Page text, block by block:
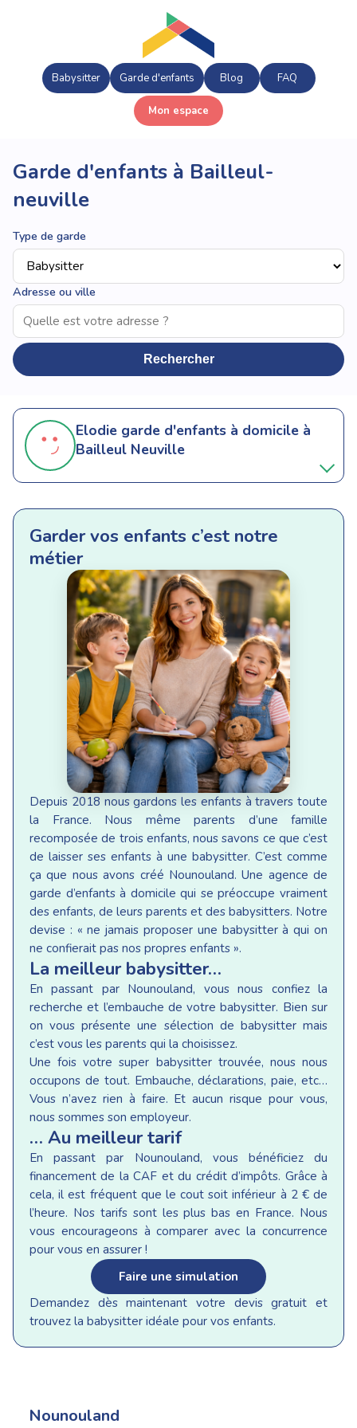
Babysitter Garde d'enfants Blog FAQ
Mon espace
Garde d'enfants à Bailleul-
neuville
Type de garde
Adresse ou ville
Rechercher
Elodie garde d'enfants à domicile à
Bailleul Neuville
Garder vos enfants c’est notre
métier
Depuis 2018 nous gardons les enfants à travers toute
la France. Nous même parents d’une famille
recomposée de trois enfants, nous savons ce que c’est
de laisser ses enfants à une babysitter. C’est comme
ça que nous avons créé Nounouland. Une agence de
garde d’enfants à domicile qui se préoccupe vraiment
des enfants, de leurs parents et des babysitters. Notre
devise : « ne jamais proposer une babysitter à qui on
ne confierait pas nos propres enfants ».
La meilleur babysitter…
En passant par Nounouland, vous nous confiez la
recherche et l’embauche de votre babysitter. Bien sur
on vous présente une sélection de babysitter mais
c’est vous les parents qui la choisissez.
Une fois votre super babysitter trouvée, nous nous
occupons de tout. Embauche, déclarations, paie, etc…
Vous n’avez rien à faire. Et aucun risque pour vous,
nous sommes son employeur.
… Au meilleur tarif
En passant par Nounouland, vous bénéficiez du
financement de la CAF et du crédit d’impôts. Grâce à
cela, il est fréquent que le cout soit inférieur à 2 € de
l’heure. Nos tarifs sont les plus bas en France. Nous
vous encourageons à comparer avec la concurrence
pour vous en assurer !
Faire une simulation
Demandez dès maintenant votre devis gratuit et
trouvez la babysitter idéale pour vos enfants.
Nounouland